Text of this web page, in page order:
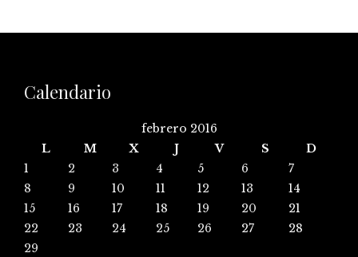
Calendario
febrero 2016
L
M X J V S
D
1
2 3 4 5 6
7
8
9 10 11 12 13
14
15
16 17 18 19 20
21
22
23 24 25 26 27
28
29